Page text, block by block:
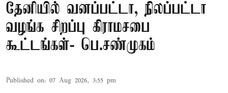
தேனியில் வனப்பட்டா, நிலப்பட்டா
வழங்க சிறப்பு கிராமசபை
கூட்டங்கள்- பெ.சண்முகம்
Published on: 07 Aug 2026, 3:55 pm